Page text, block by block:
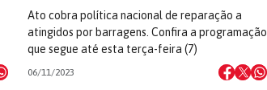
Ato cobra política nacional de reparação a
atingidos por barragens. Confira a programação
que segue até esta terça-feira (7)
06/11/2023